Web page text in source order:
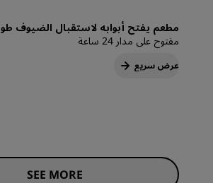
مطعم يفتح أبوابه لاستقبال الضيوف
مفتوح على مدار 24 ساعة
عرض سريع
SEE MORE